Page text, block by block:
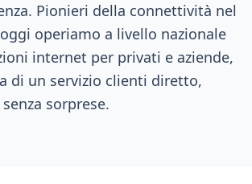
Pionieri della connettività nel
operiamo a livello nazionale
internet per privati e aziende,
di un servizio clienti diretto,
sorprese.